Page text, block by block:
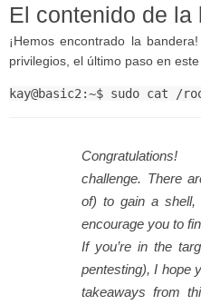
El contenido de la
¡Hemos encontrado la
privilegios, el último paso en
kay@basic2:~$ sudo cat /
challenge. There
of) to gain a
encourage you to
If you’re in the
pentesting), I hope
takeaways from